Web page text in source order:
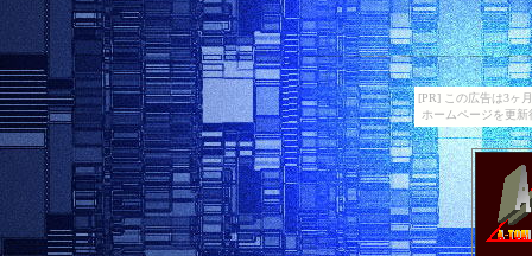
[PR] この広告は3ヶ
ホームページを更